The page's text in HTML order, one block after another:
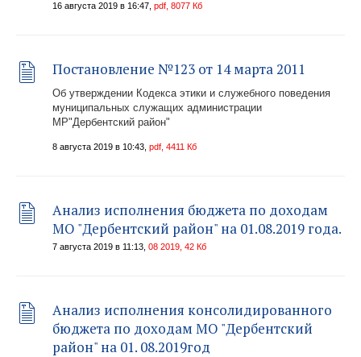
16 августа 2019 в 16:47, pdf, 8077 Кб
Постановление №123 от 14 марта 2011
Об утверждении Кодекса этики и служебного поведения
муниципальных служащих администрации
МР"Дербентский район"
8 августа 2019 в 10:43, pdf, 4411 Кб
Анализ исполнения бюджета по доходам
МО "Дербентский район" на 01.08.2019 года.
7 августа 2019 в 11:13, 08 2019, 42 Кб
Анализ исполнения консолидированного
бюджета по доходам МО "Дербентский
район" на 01. 08.2019год